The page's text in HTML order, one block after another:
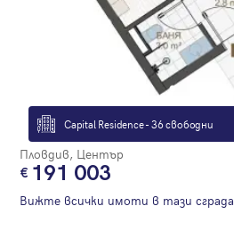
Capital Residence - 36 свободни
Пловдив, Център
191 003
Вижте всички имоти в тази сграда